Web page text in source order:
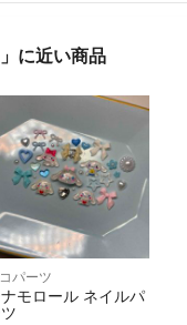
に近い商品
パーツ
モロール ネイルパ